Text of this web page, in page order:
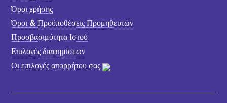
Όροι χρήσης
Όροι & Προϋποθέσεις Προμηθευτών
Προσβασιμότητα Ιστού
Επιλογές διαφημίσεων
Οι επιλογές απορρήτου σας